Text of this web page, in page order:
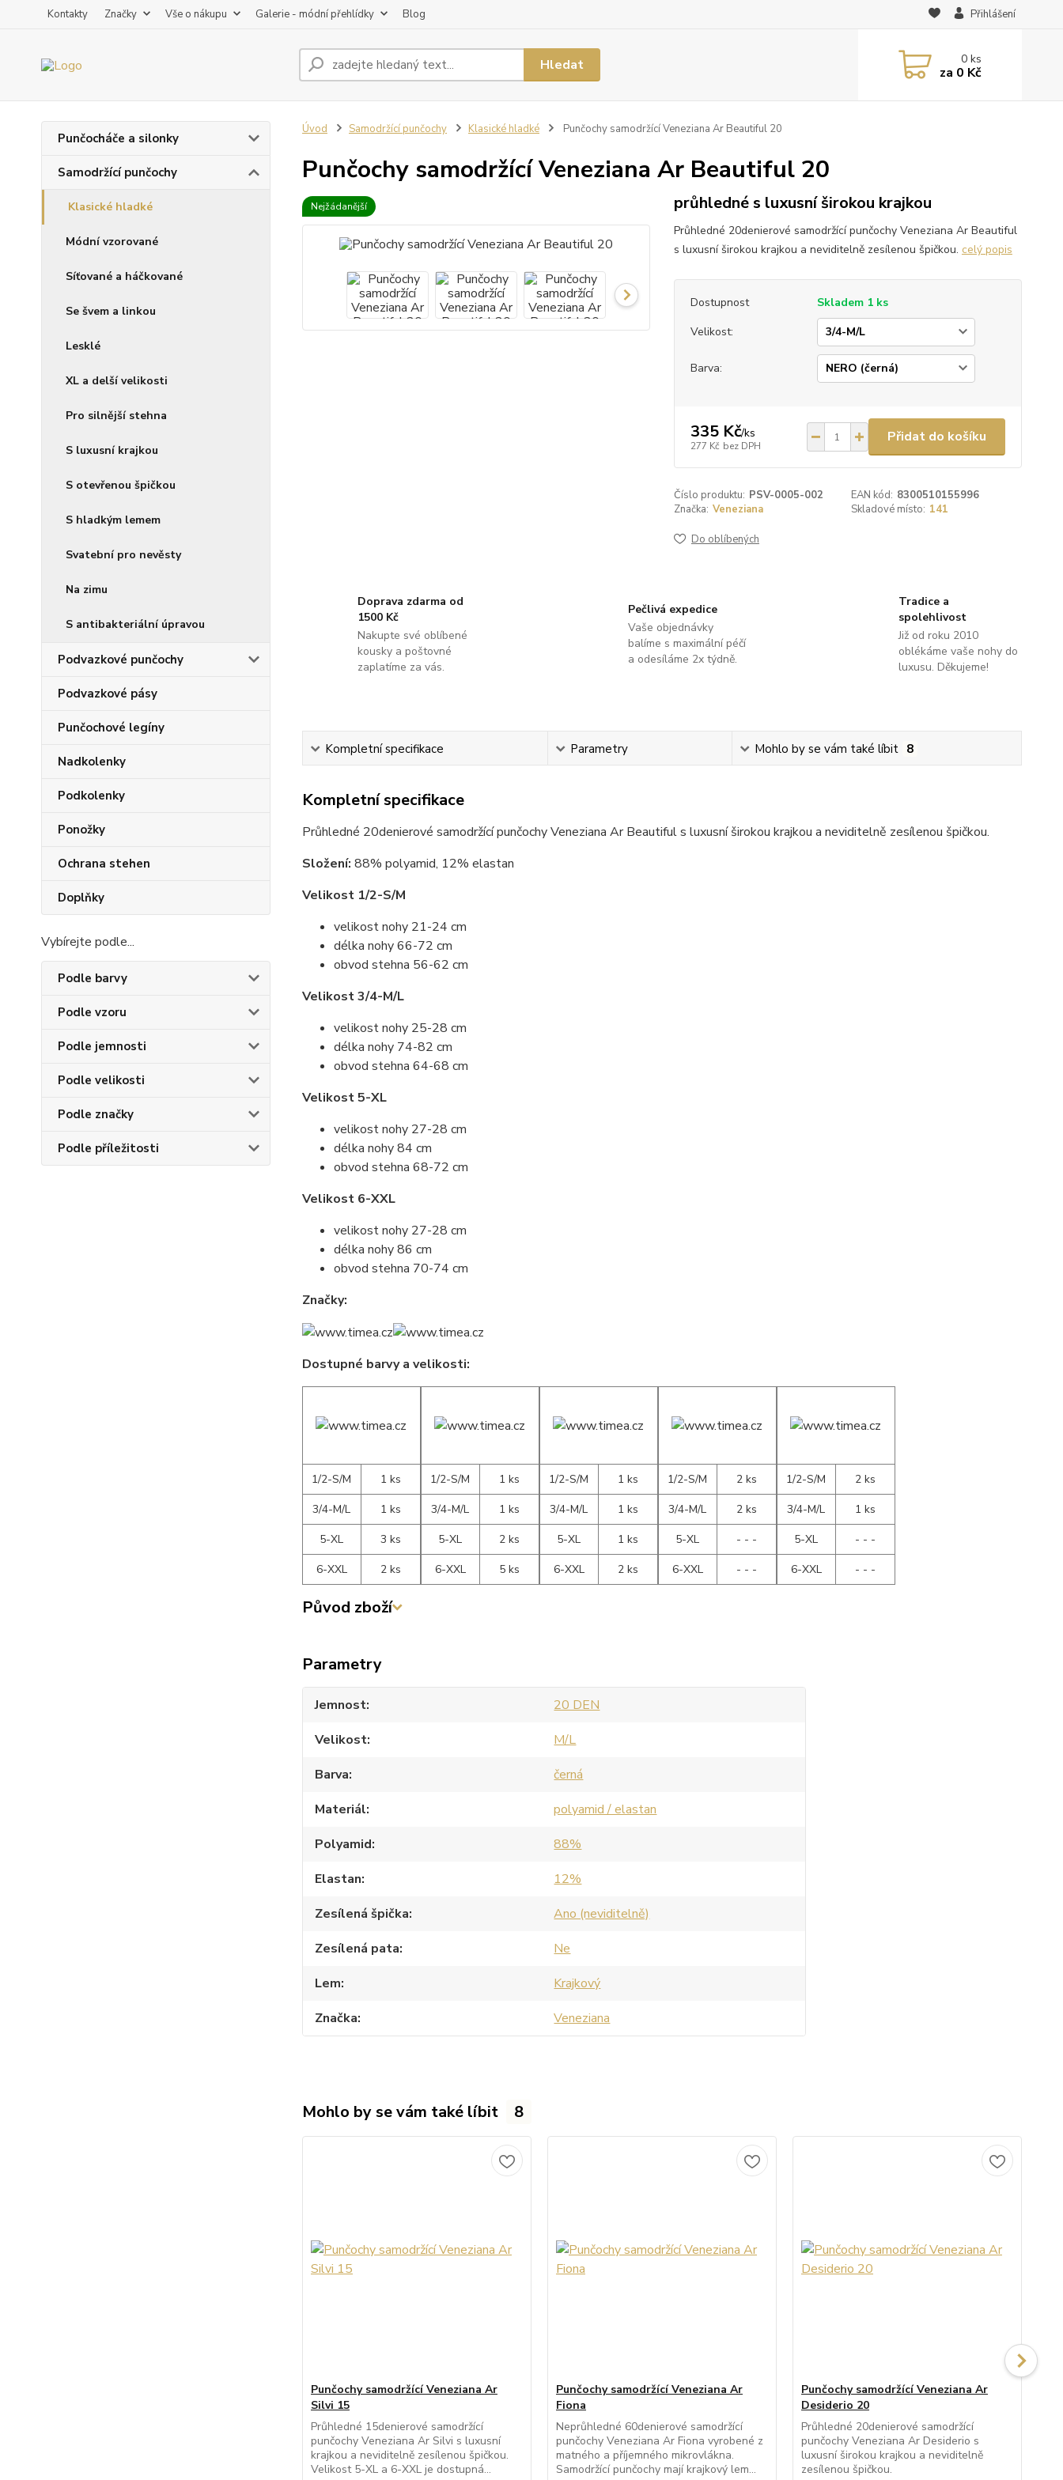
Kontakty Značky Vše o nákupu Galerie - módní přehlídky Blog Přihlášení
Hledat 0ks
za 0 Kč
Punčocháče a silonky
Samodržící punčochy
Klasické hladké
Módní vzorované
Síťované a háčkované
Se švem a linkou
Lesklé
XL a delší velikosti
Pro silnější stehna
S luxusní krajkou
S otevřenou špičkou
S hladkým lemem
Svatební pro nevěsty
Na zimu
S antibakteriální úpravou
Podvazkové punčochy
Podvazkové pásy
Punčochové legíny
Nadkolenky
Podkolenky
Ponožky
Ochrana stehen
Doplňky
Vybírejte podle...
Podle barvy
Podle vzoru
Podle jemnosti
Podle velikosti
Podle značky
Podle příležitosti
Úvod Samodržící punčochy Klasické hladké Punčochy samodržící Veneziana Ar Beautiful 20
Punčochy samodržící Veneziana Ar Beautiful 20
Nejžádanější průhledné s luxusní širokou krajkou
Průhledné 20denierové samodržící punčochy Veneziana Ar Beautiful
s luxusní širokou krajkou a neviditelně zesílenou špičkou. celý popis
Dostupnost
Skladem 1 ks
Velikost:
Barva:
335 Kč/ks
277 Kč bez DPH
Přidat do košíku
Číslo produktu: PSV-0005-002 EAN kód: 8300510155996
Značka: Veneziana Skladové místo: 141
Do oblíbených
Doprava zdarma od
1500 Kč
Nakupte své oblíbené
kousky a poštovné
zaplatíme za vás.
Pečlivá expedice
Vaše objednávky
balíme s maximální péčí
a odesíláme 2x týdně.
Tradice a
spolehlivost
Již od roku 2010
oblékáme vaše nohy do
luxusu. Děkujeme!
Kompletní specifikace Parametry Mohlo by se vám také líbit 8
Kompletní specifikace
Průhledné 20denierové samodržící punčochy Veneziana Ar Beautiful s luxusní širokou krajkou a neviditelně zesílenou špičkou.
Složení: 88% polyamid, 12% elastan
Velikost 1/2-S/M
velikost nohy 21-24 cm
délka nohy 66-72 cm
obvod stehna 56-62 cm
Velikost 3/4-M/L
velikost nohy 25-28 cm
délka nohy 74-82 cm
obvod stehna 64-68 cm
Velikost 5-XL
velikost nohy 27-28 cm
délka nohy 84 cm
obvod stehna 68-72 cm
Velikost 6-XXL
velikost nohy 27-28 cm
délka nohy 86 cm
obvod stehna 70-74 cm
Značky:
Dostupné barvy a velikosti:
1/2-S/M
1 ks
3/4-M/L
1 ks
5-XL
3 ks
6-XXL
2 ks
1/2-S/M
1 ks
3/4-M/L
1 ks
5-XL
2 ks
6-XXL
5 ks
1/2-S/M
1 ks
3/4-M/L
1 ks
5-XL
1 ks
6-XXL
2 ks
1/2-S/M
2 ks
3/4-M/L
2 ks
5-XL
- - -
6-XXL
- - -
1/2-S/M
2 ks
3/4-M/L
1 ks
5-XL
- - -
6-XXL
- - -
Původ zboží
Parametry
Jemnost
20 DEN
Velikost
M/L
Barva
černá
Materiál
polyamid / elastan
Polyamid
88%
Elastan
12%
Zesílená špička
Ano (neviditelně)
Zesílená pata
Ne
Lem
Krajkový
Značka
Veneziana
Mohlo by se vám také líbit 8
Punčochy samodržící Veneziana Ar
Silvi 15
Průhledné 15denierové samodržící
punčochy Veneziana Ar Silvi s luxusní
krajkou a neviditelně zesílenou špičkou.
Velikost 5-XL a 6-XXL je dostupná...
Punčochy samodržící Veneziana Ar
Fiona
Neprůhledné 60denierové samodržící
punčochy Veneziana Ar Fiona vyrobené z
matného a příjemného mikrovlákna.
Samodržící punčochy mají krajkový lem...
Punčochy samodržící Veneziana Ar
Desiderio 20
Průhledné 20denierové samodržící
punčochy Veneziana Ar Desiderio s
luxusní širokou krajkou a neviditelně
zesílenou špičkou.